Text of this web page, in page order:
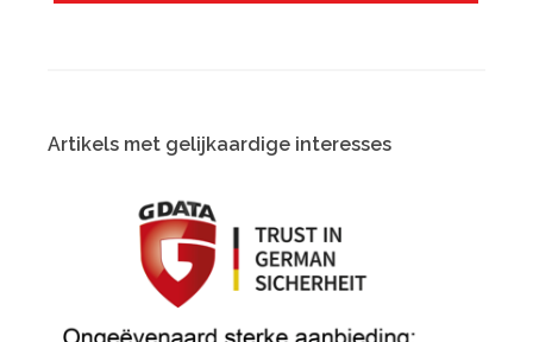
Artikels met gelijkaardige interesses